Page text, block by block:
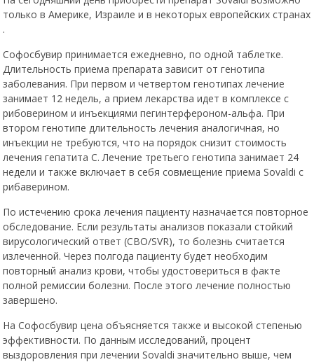
.
Длительность приема препарата зависит от генотипа
заболевания. При первом и четвертом генотипах лечение
занимает 12 недель, а прием лекарства идет в комплексе с
рибоверином и инъекциями пегинтерфероном-альфа. При
втором генотипе длительность лечения аналогичная, но
инъекции не требуются, что на порядок снизит стоимость
лечения гепатита С. Лечение третьего генотипа занимает 24
недели и также включает в себя совмещение приема Sovaldi с
рибаверином.
По истечению срока лечения пациенту назначается повторное
обследование. Если результаты анализов показали стойкий
вирусологический ответ (СВО/SVR), то болезнь считается
излеченной. Через полгода пациенту будет необходим
повторный анализ крови, чтобы удостовериться в факте
полной ремиссии болезни. После этого лечение полностью
завершено.
На Софосбувир цена объясняется также и высокой степенью
эффективности. По данным исследований, процент
выздоровления при лечении Sovaldi значительно выше, чем
при использовании в лечении традиционных протоколов. У